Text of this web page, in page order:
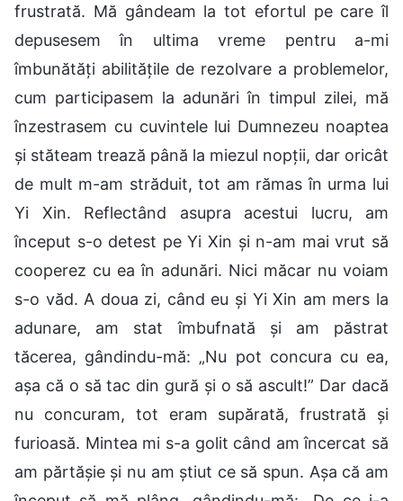
frustrată. Mă gândeam la tot efortul pe care îl
depusesem în ultima vreme pentru a-mi
îmbunătăți abilitățile de rezolvare a problemelor,
cum participasem la adunări în timpul zilei, mă
înzestrasem cu cuvintele lui Dumnezeu noaptea
și stăteam trează până la miezul nopții, dar oricât
de mult m-am străduit, tot am rămas în urma lui
Yi Xin. Reflectând asupra acestui lucru, am
început s-o detest pe Yi Xin și n-am mai vrut să
cooperez cu ea în adunări. Nici măcar nu voiam
s-o văd. A doua zi, când eu și Yi Xin am mers la
adunare, am stat îmbufnată și am păstrat
tăcerea, gândindu-mă: „Nu pot concura cu ea,
așa că o să tac din gură și o să ascult!” Dar dacă
nu concuram, tot eram supărată, frustrată și
furioasă. Mintea mi s-a golit când am încercat să
am părtășie și nu am știut ce să spun. Așa că am